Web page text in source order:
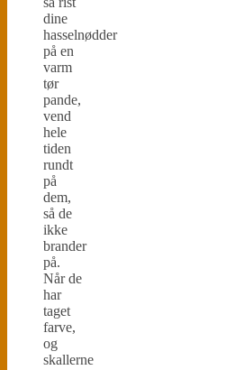
dine
hasselnødder
på en
varm
tør
pande,
vend
hele
tiden
rundt
på
dem,
så de
ikke
brander
på.
Når de
har
taget
farve,
og
skallerne